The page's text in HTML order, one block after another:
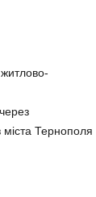
міста Тернополя